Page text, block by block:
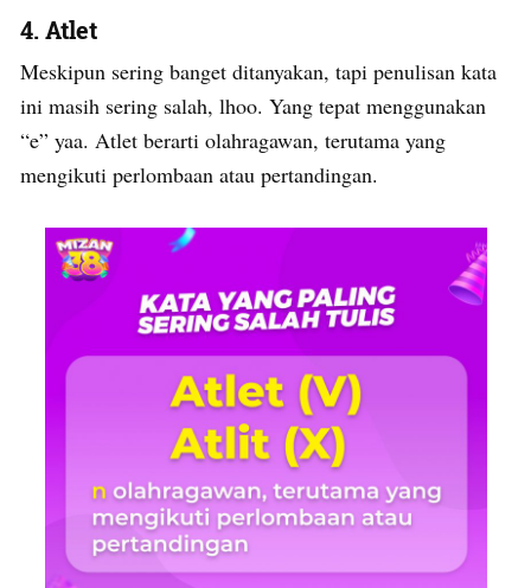
4. Atlet
Meskipun sering banget ditanyakan, tapi penulisan kata
ini masih sering salah, lhoo. Yang tepat menggunakan
“e” yaa. Atlet berarti olahragawan, terutama yang
mengikuti perlombaan atau pertandingan.